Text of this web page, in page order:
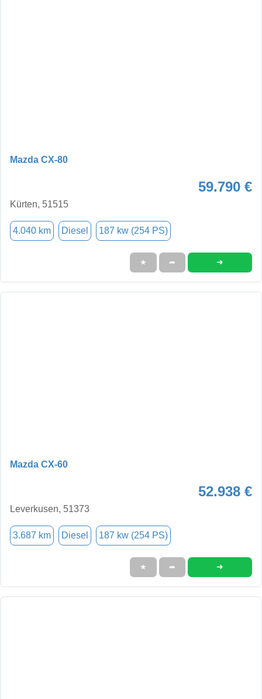
Mazda CX-80
59.790 €
Kürten, 51515
4.040 km Diesel 187 kw (254 PS)
★ ➦ ➜
Mazda CX-60
52.938 €
Leverkusen, 51373
3.687 km Diesel 187 kw (254 PS)
★ ➦ ➜